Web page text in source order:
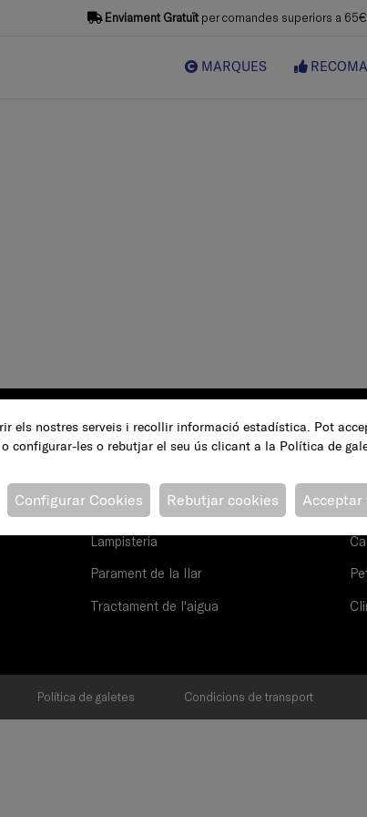
Enviament Gratuïtper comandes superiors a
MARQUES
Pintura i vernissos
Maquinària
Lampisteria
Parament de la llar
Tractament de l'aigua
Política de galetes Condicions de transport
els nostres serveis i recollir informació estadística. Pot
configurar-les o rebutjar el seu ús clicant a la Política de
Acceptar
Rebutjar cookies
Configurar Cookies